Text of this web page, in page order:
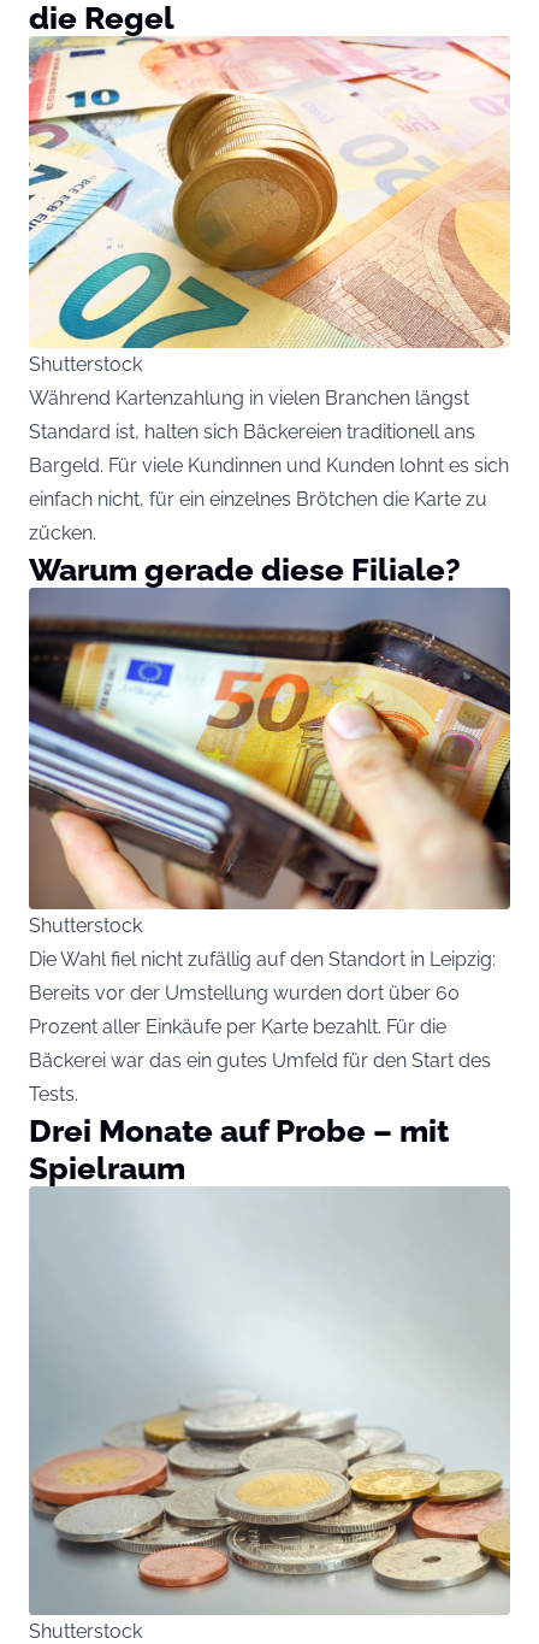
die Regel
Shutterstock
Während Kartenzahlung in vielen Branchen längst
Standard ist, halten sich Bäckereien traditionell ans
Bargeld. Für viele Kundinnen und Kunden lohnt es sich
einfach nicht, für ein einzelnes Brötchen die Karte zu
zücken.
Warum gerade diese Filiale?
Shutterstock
Die Wahl fiel nicht zufällig auf den Standort in Leipzig:
Bereits vor der Umstellung wurden dort über 60
Prozent aller Einkäufe per Karte bezahlt. Für die
Bäckerei war das ein gutes Umfeld für den Start des
Tests.
Drei Monate auf Probe – mit
Spielraum
Shutterstock